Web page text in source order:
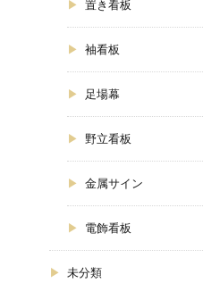
置き看板
袖看板
足場幕
野立看板
金属サイン
電飾看板
未分類